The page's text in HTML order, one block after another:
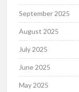
September 2025
August 2025
July 2025
June 2025
May 2025